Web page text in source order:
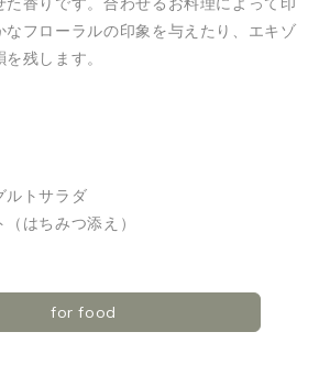
なフローラルの印象を与えたり、エキゾ
残します。
ルトサラダ
はちみつ添え）
for food